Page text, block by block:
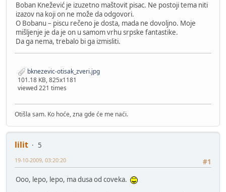
Boban Knežević je izuzetno maštovit pisac. Ne postoji tema niti
izazov na koji on ne može da odgovori.
O Bobanu – piscu rečeno je dosta, mada ne dovoljno. Moje
mišljenje je da je on u samom vrhu srpske fantastike.
Da ga nema, trebalo bi ga izmisliti.
bknezevic-otisak_zveri.jpg
101.18 KB, 825x1181
viewed 221 times
Otišla sam. Ko hoće, zna gde će me naći.
lilit
5
#1
19-10-2009, 03:20:20
Ooo, lepo, lepo, ma dusa od coveka.